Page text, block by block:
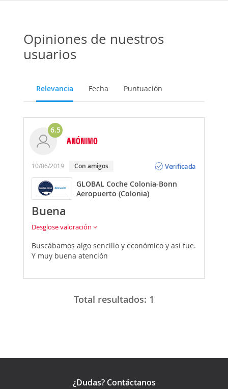
Opiniones de nuestros
usuarios
Relevancia Fecha Puntuación
6.5
ANÓNIMO
10/06/2019 Con amigos
Verificada
GLOBAL Coche Colonia-Bonn
Aeropuerto (Colonia)
Buena
Desglose valoración
Buscábamos algo sencillo y económico y así fue.
Y muy buena atención
Total resultados: 1
¿Dudas? Contáctanos